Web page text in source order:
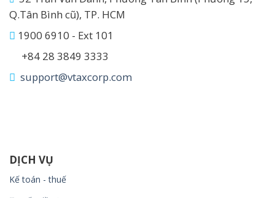
Q.Tân Bình cũ), TP. HCM
1900 6910 - Ext 101
+84 28 3849 3333
support@vtaxcorp.com
DỊCH VỤ
Kế toán - thuế